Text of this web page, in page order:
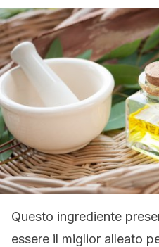
Questo ingrediente
essere il miglior alleato